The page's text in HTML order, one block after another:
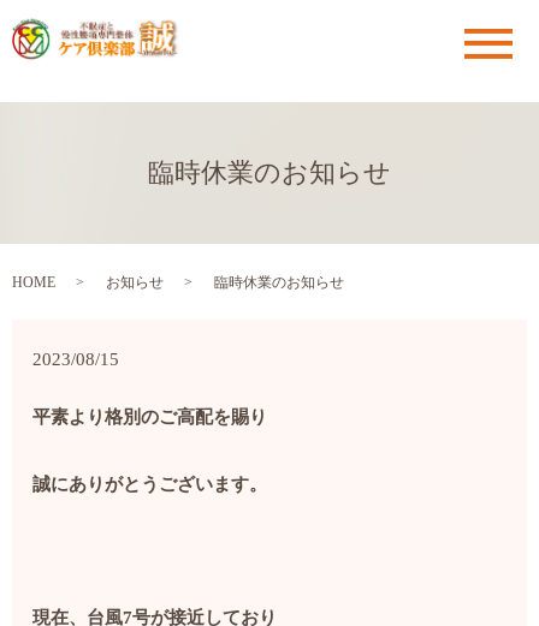
メ
臨時休業のお知らせ
HOME お知らせ 臨時休業のお知らせ
2023/08/15
平素より格別のご高配を賜り
誠にありがとうございます。
現在、台風7号が接近しており